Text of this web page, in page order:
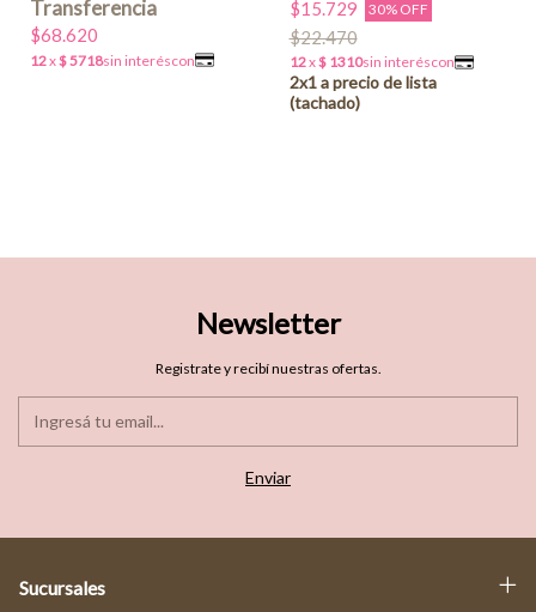
$68.620
$15.729 30% OFF
$22.470
Newsletter
Registrate y recibí nuestras ofertas.
Sucursales